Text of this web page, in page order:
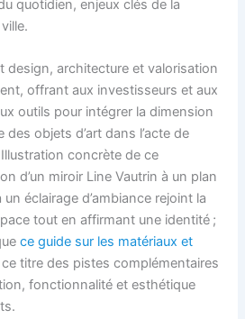
quotidien, enjeux clés de la
design, architecture et valorisation
offrant aux investisseurs et aux
outils pour intégrer la dimension
objets d’art dans l’acte de
concrète de ce
d’un miroir Line Vautrin à un plan
éclairage d’ambiance rejoint la
tout en affirmant une identité ;
ce guide sur les matériaux et
titre des pistes complémentaires
fonctionnalité et esthétique